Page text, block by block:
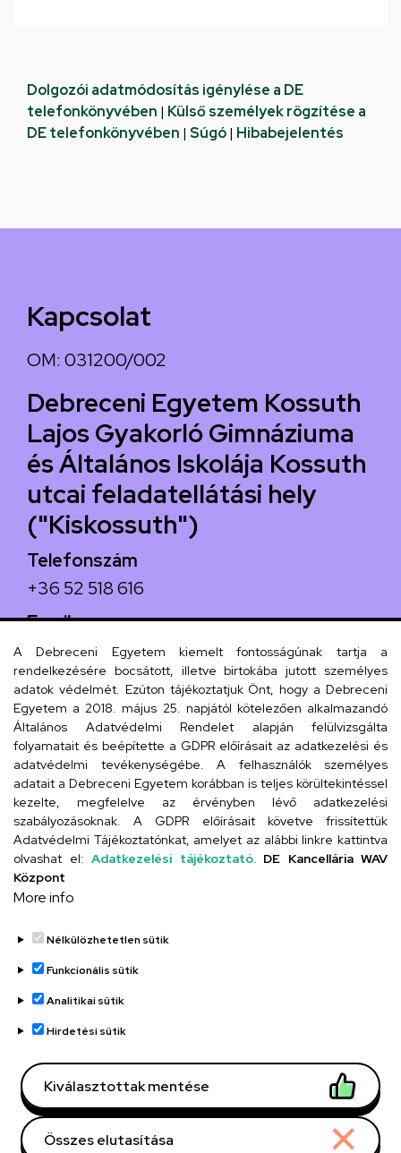
Dolgozói adatmódosítás igénylése a DE
telefonkönyvében | Külső személyek rögzítése a
DE telefonkönyvében | Súgó| Hibabejelentés
Kapcsolat
OM: 031200/002
Debreceni Egyetem Kossuth
Lajos Gyakorló Gimnáziuma
és Általános Iskolája Kossuth
utcai feladatellátási hely
("Kiskossuth")
Telefonszám
+36 52 518 616
Email
iskola@kossuth-alt.unideb.hu
Cím
4024 Debrecen, Kossuth utca 33.
Szervezeti telefonkönyv
UD telefonkönyv
Adatvédelem
Adatvédelem
Régi oldal
Technikai információk
A Debreceni Egyetem kiemelt fontosságúnak tartja a
rendelkezésére bocsátott, illetve birtokába jutott személyes
adatok védelmét. Ezúton tájékoztatjuk Önt, hogy a Debreceni
Egyetem a 2018. május 25. napjától kötelezően alkalmazandó
Általános Adatvédelmi Rendelet alapján felülvizsgálta
folyamatait és beépítette a GDPR előírásait az adatkezelési és
adatvédelmi tevékenységébe. A felhasználók személyes
adatait a Debreceni Egyetem korábban is teljes körültekintéssel
kezelte, megfelelve az érvényben lévő adatkezelési
szabályozásoknak. A GDPR előírásait követve frissítettük
Adatvédelmi Tájékoztatónkat, amelyet az alábbi linkre kattintva
olvashat el: Adatkezelési tájékoztató. DE Kancellária WAV
Központ
More info
Nélkülözhetetlen sütik
Funkcionális sütik
Analitikai sütik
Hirdetési sütik
Kiválasztottak mentése
Összes elutasítása